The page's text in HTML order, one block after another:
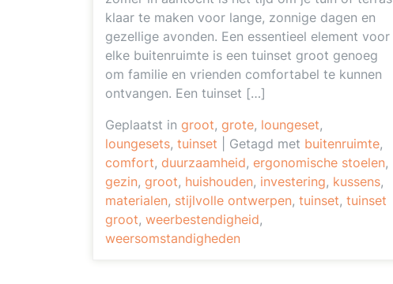
klaar te maken voor lange, zonnige dagen en
gezellige avonden. Een essentieel element voor
elke buitenruimte is een tuinset groot genoeg
om familie en vrienden comfortabel te kunnen
ontvangen. Een tuinset […]
Geplaatst in groot, grote, loungeset,
loungesets, tuinset Getagd met buitenruimte,
comfort, duurzaamheid, ergonomische stoelen,
gezin, groot, huishouden, investering, kussens,
materialen, stijlvolle ontwerpen, tuinset, tuinset
groot, weerbestendigheid,
weersomstandigheden